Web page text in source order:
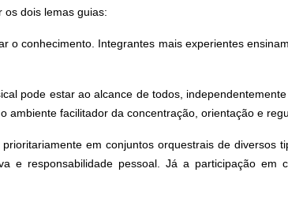
os dois lemas guias:
o conhecimento. Integrantes mais experientes
pode estar ao alcance de todos,
facilitador da concentração, orientação e
em conjuntos orquestrais de
e responsabilidade pessoal. Já a participação em